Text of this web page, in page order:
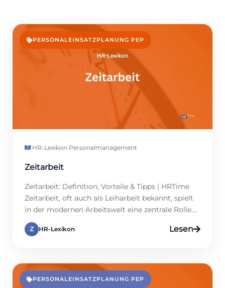
PERSONALEINSATZPLANUNG PEP
HR-Lexikon·Personalmanagement
Zeitarbeit
Zeitarbeit: Definition, Vorteile & Tipps | HRTime
Zeitarbeit, oft auch als Leiharbeit bekannt, spielt
in der modernen Arbeitswelt eine zentrale Rolle.
Unternehmen setzen auf diese flexible Lösung,
um Personalengpässe zu überbrücken oder
bringt auch Herausforderungen mit sich, etwa bei
der Einhaltung gesetzlicher Vorgaben. Dieser […]
Z HR-Lexikon Lesen
PERSONALEINSATZPLANUNG PEP